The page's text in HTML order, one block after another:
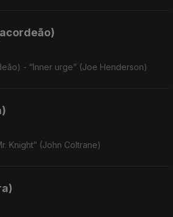
- “Inner urge” (Joe Henderson)
Knight” (John Coltrane)